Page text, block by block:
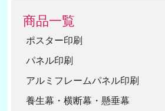
商品一覧
ポスター印刷
パネル印刷
アルミフレームパネル印刷
養生幕・横断幕・懸垂幕